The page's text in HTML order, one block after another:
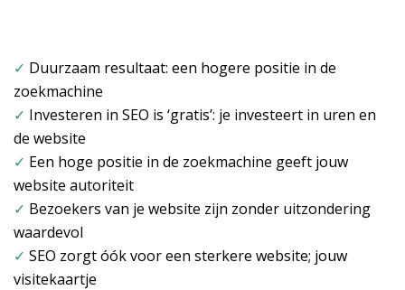
✓ Duurzaam resultaat: een hogere positie in de
zoekmachine
✓ Investeren in SEO is ‘gratis’: je investeert in uren en
de website
✓ Een hoge positie in de zoekmachine geeft jouw
website autoriteit
✓ Bezoekers van je website zijn zonder uitzondering
waardevol
✓ SEO zorgt óók voor een sterkere website; jouw
visitekaartje